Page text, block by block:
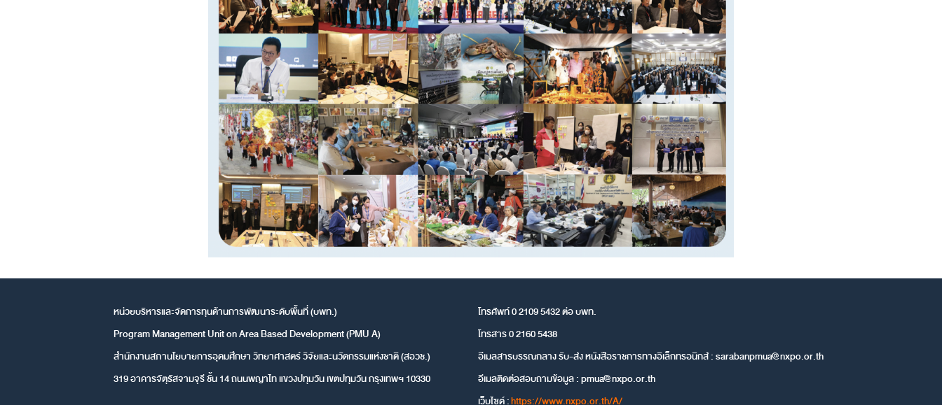
หน่วยบริหารและจัดการทุนด้านการพัฒนาระดับพื้นที่ (บพท.)
Program Management Unit on Area Based Development (PMU A)
สำนักงานสภานโยบายการอุดมศึกษา วิทยาศาสตร์ วิจัยและนวัตกรรมแห่งชาติ (สอวช.)
319 อาคารจัตุรัสจามจุรี ชั้น 14 ถนนพญาไท แขวงปทุมวัน เขตปทุมวัน กรุงเทพฯ 10330
โทรศัพท์ 0 2109 5432 ต่อ บพท.
โทรสาร 0 2160 5438
อีเมลสารบรรณกลาง รับ-ส่ง หนังสือราชการทางอิเล็กทรอนิกส์ :sarabanpmua@nxpo.or.th
อีเมลติดต่อสอบถามข้อมูล :pmua@nxpo.or.th
เว็บไซต์ :https://www.nxpo.or.th/A/